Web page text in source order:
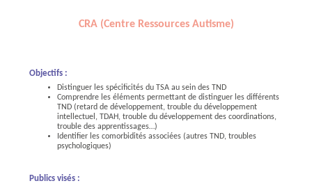
CRA (Centre Ressources Autisme)
Objectifs :
Distinguer les spécificités du TSA au sein des TND
Comprendre les éléments permettant de distinguer les différents
TND (retard de développement, trouble du développement
intellectuel, TDAH, trouble du développement des coordinations,
trouble des apprentissages…)
Identifier les comorbidités associées (autres TND, troubles
psychologiques)
Publics visés :